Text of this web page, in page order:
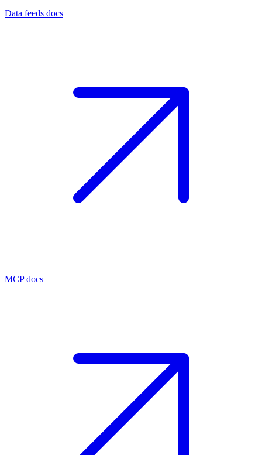
Data feeds docs
MCP docs